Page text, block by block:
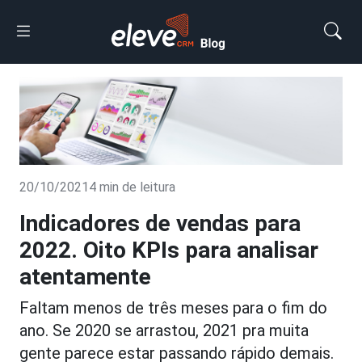
20/10/2021 4 min de leitura
Indicadores de vendas para
2022. Oito KPIs para analisar
atentamente
Faltam menos de três meses para o fim do
ano. Se 2020 se arrastou, 2021 pra muita
gente parece estar passando rápido demais.